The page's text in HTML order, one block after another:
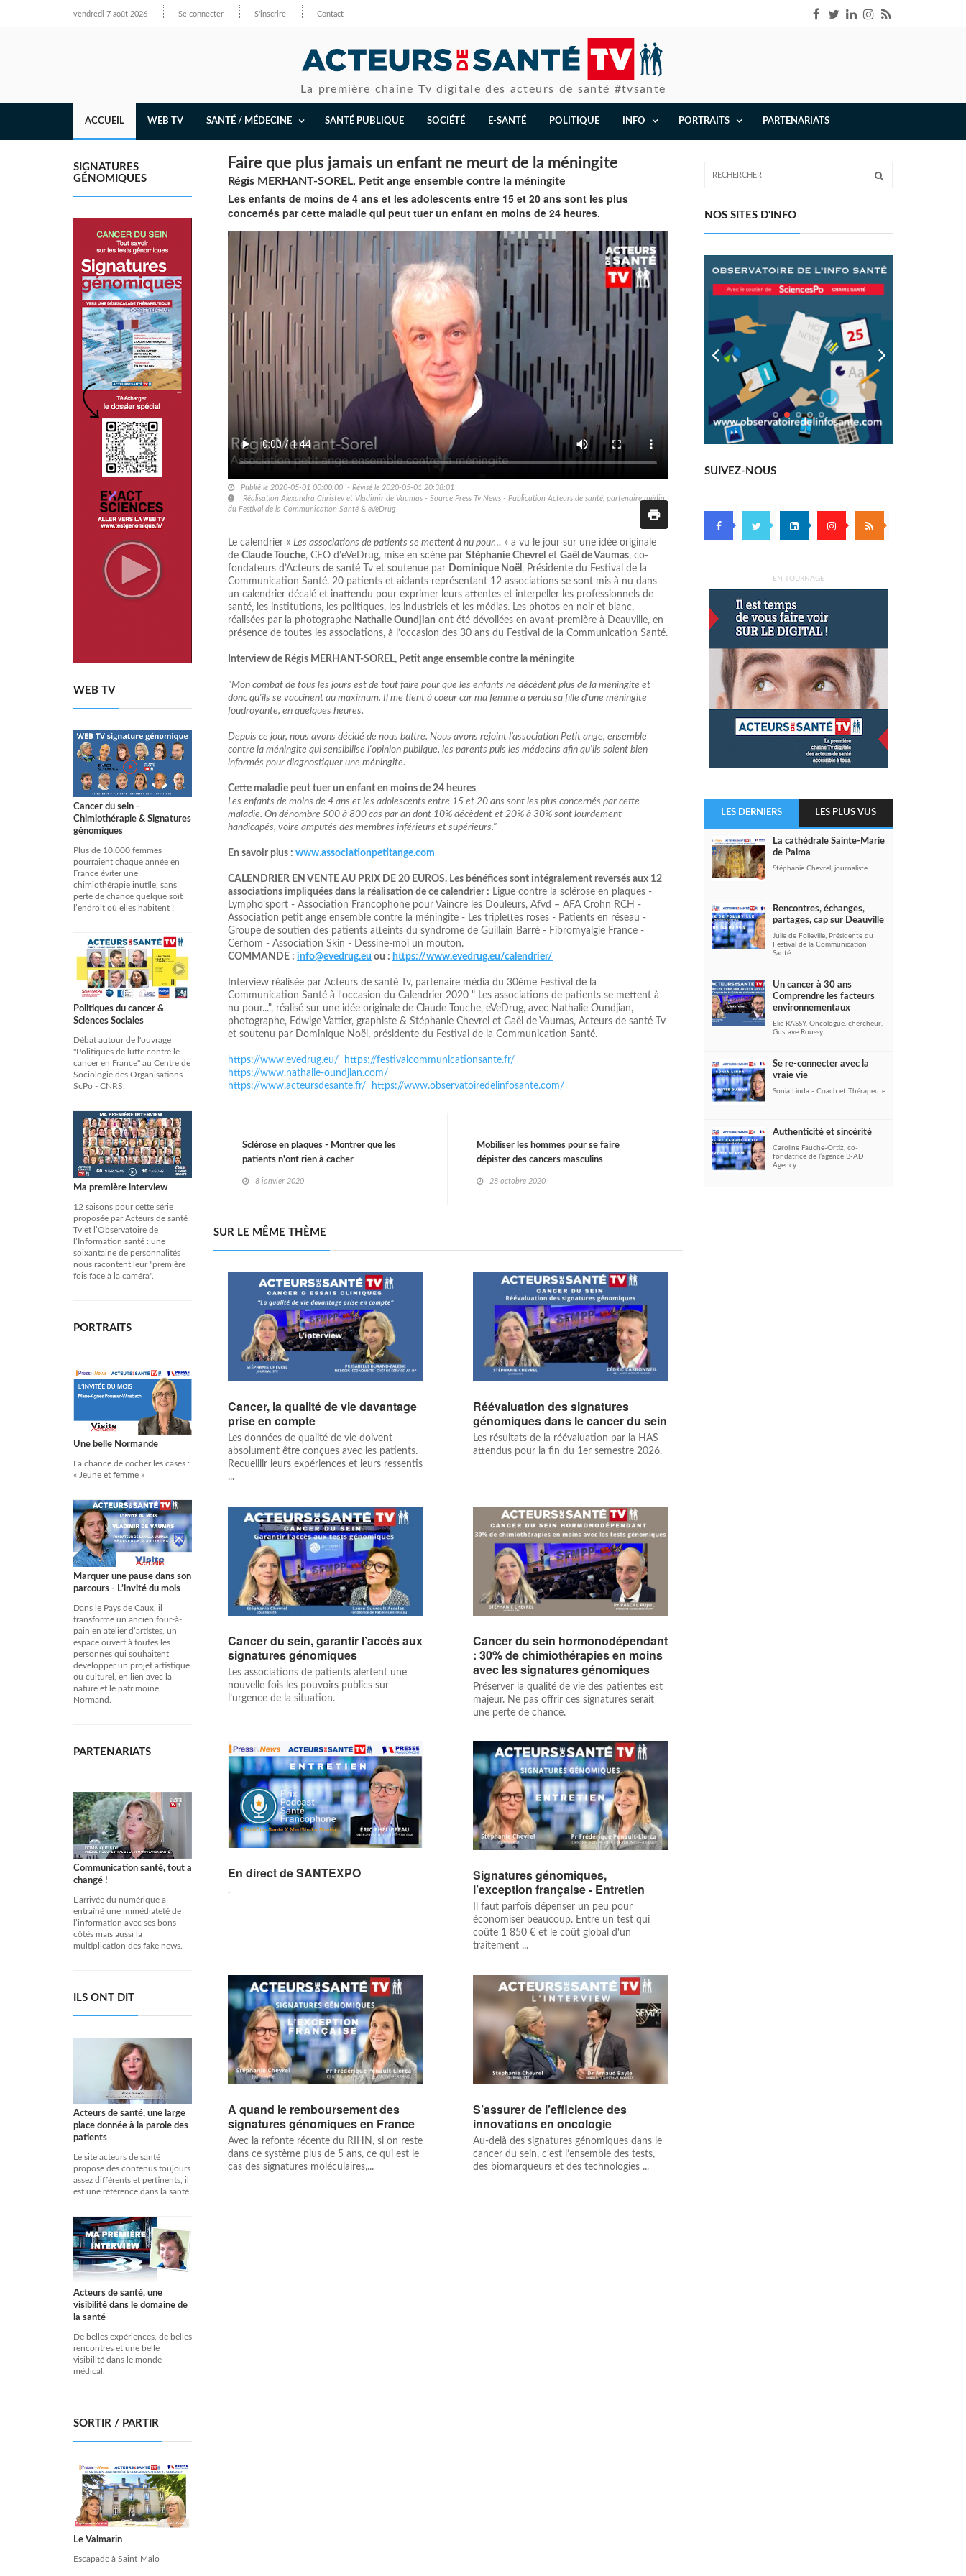
vendredi 7 août 2026 Se connecter S'inscrire Contact
La première chaîne Tv digitale des acteurs de santé #tvsante
ACCUEIL WEB TV SANTÉ / MÉDECINE SANTÉ PUBLIQUE SOCIÉTÉ E-SANTÉ POLITIQUE INFO PORTRAITS PARTENARIATS
SIGNATURES
GÉNOMIQUES
WEB TV
Cancer du sein -
Chimiothérapie & Signatures
génomiques
Plus de 10.000 femmes
pourraient chaque année en
France éviter une
chimiothérapie inutile, sans
perte de chance quelque soit
l’endroit où elles habitent !
Politiques du cancer &
Sciences Sociales
Débat autour de l'ouvrage
"Politiques de lutte contre le
cancer en France" au Centre de
Sociologie des Organisations
ScPo - CNRS.
Ma première interview
12 saisons pour cette série
proposée par Acteurs de santé
Tv et l’Observatoire de
l’Information santé : une
soixantaine de personnalités
nous racontent leur "première
fois face à la caméra".
PORTRAITS
Une belle Normande
La chance de cocher les cases :
« Jeune et femme »
Marquer une pause dans son
parcours - L’invité du mois
Dans le Pays de Caux, il
transforme un ancien four-à-
pain en atelier d’artistes, un
espace ouvert à toutes les
personnes qui souhaitent
developper un projet artistique
ou culturel, en lien avec la
nature et le patrimoine
Normand.
PARTENARIATS
Communication santé, tout a
changé !
L’arrivée du numérique a
entraîné une immédiateté de
l’information avec ses bons
côtés mais aussi la
multiplication des fake news.
ILS ONT DIT
Acteurs de santé, une large
place donnée à la parole des
patients
Le site acteurs de santé
propose des contenus toujours
assez différents et pertinents, il
est une référence dans la santé.
Acteurs de santé, une
visibilité dans le domaine de
la santé
De belles expériences, de belles
rencontres et une belle
visibilité dans le monde
médical.
SORTIR / PARTIR
Le Valmarin
Escapade à Saint-Malo
Faire que plus jamais un enfant ne meurt de la méningite
Régis MERHANT-SOREL, Petit ange ensemble contre la méningite
Les enfants de moins de 4 ans et les adolescents entre 15 et 20 ans sont les plus
concernés par cette maladie qui peut tuer un enfant en moins de 24 heures.
Publié le 2020-05-01 00:00:00 - Révisé le 2020-05-01 20:38:01
Réalisation Alexandra Christev et Vladimir de Vaumas - Source Press Tv News - Publication Acteurs de santé, partenaire média
du Festival de la Communication Santé & eVeDrug
Le calendrier « Les associations de patients se mettent à nu pour… » a vu le jour sur une idée originale
de Claude Touche, CEO d’eVeDrug, mise en scène par Stéphanie Chevrel et Gaël de Vaumas, co-
fondateurs d’Acteurs de santé Tv et soutenue par Dominique Noël , Présidente du Festival de la
Communication Santé. 20 patients et aidants représentant 12 associations se sont mis à nu dans
un calendrier décalé et inattendu pour exprimer leurs attentes et interpeller les professionnels de
santé, les institutions, les politiques, les industriels et les médias. Les photos en noir et blanc,
réalisées par la photographe Nathalie Oundjian ont été dévoilées en avant-première à Deauville, en
présence de toutes les associations, à l’occasion des 30 ans du Festival de la Communication Santé.
Interview de Régis MERHANT-SOREL, Petit ange ensemble contre la méningite
"Mon combat de tous les jours est de tout faire pour que les enfants ne décèdent plus de la méningite et
donc qu'ils se vaccinent au maximum. Il me tient à coeur car ma femme a perdu sa fille d'une méningite
foudroyante, en quelques heures.
Depuis ce jour, nous avons décidé de nous battre. Nous avons rejoint l’association Petit ange, ensemble
contre la méningite qui sensibilise l'opinion publique, les parents puis les médecins afin qu'ils soient bien
informés pour diagnostiquer une méningite.
Cette maladie peut tuer un enfant en moins de 24 heures
Les enfants de moins de 4 ans et les adolescents entre 15 et 20 ans sont les plus concernés par cette
maladie. On dénombre 500 à 800 cas par an dont 10% décèdent et 20% à 30% sont lourdement
handicapés, voire amputés des membres inférieurs et supérieurs."
En savoir plus : www.associationpetitange.com
CALENDRIER EN VENTE AU PRIX DE 20 EUROS. Les bénéfices sont intégralement reversés aux 12
associations impliquées dans la réalisation de ce calendrier : Ligue contre la sclérose en plaques -
Lympho’sport - Association Francophone pour Vaincre les Douleurs, Afvd – AFA Crohn RCH -
Association petit ange ensemble contre la méningite - Les triplettes roses - Patients en réseau -
Groupe de soutien des patients atteints du syndrome de Guillain Barré - Fibromyalgie France -
Cerhom - Association Skin - Dessine-moi un mouton.
COMMANDE : info@evedrug.eu ou : https://www.evedrug.eu/calendrier/
Interview réalisée par Acteurs de santé Tv, partenaire média du 30ème Festival de la
Communication Santé à l'occasion du Calendrier 2020 " Les associations de patients se mettent à
nu pour...", réalisé sur une idée originale de Claude Touche, eVeDrug, avec Nathalie Oundjian,
photographe, Edwige Vattier, graphiste & Stéphanie Chevrel et Gaël de Vaumas, Acteurs de santé Tv
et soutenu par Dominique Noël, présidente du Festival de la Communication Santé.
https://www.evedrug.eu/
https://festivalcommunicationsante.fr/
https://www.nathalie-oundjian.com/
https://www.acteursdesante.fr/
https://www.observatoiredelinfosante.com/
Mobiliser les hommes pour se faire
dépister des cancers masculins
28 octobre 2020
Sclérose en plaques - Montrer que les
patients n'ont rien à cacher
8 janvier 2020
SUR LE MÊME THÈME
Cancer, la qualité de vie davantage
prise en compte
Les données de qualité de vie doivent
absolument être conçues avec les patients.
Recueillir leurs expériences et leurs ressentis
...
Réévaluation des signatures
génomiques dans le cancer du sein
Les résultats de la réévaluation par la HAS
attendus pour la fin du 1er semestre 2026.
Cancer du sein, garantir l’accès aux
signatures génomiques
Les associations de patients alertent une
nouvelle fois les pouvoirs publics sur
l’urgence de la situation.
Cancer du sein hormonodépendant
: 30% de chimiothérapies en moins
avec les signatures génomiques
Préserver la qualité de vie des patientes est
majeur. Ne pas offrir ces signatures serait
une perte de chance.
En direct de SANTEXPO
.
Signatures génomiques,
l’exception française - Entretien
Il faut parfois dépenser un peu pour
économiser beaucoup. Entre un test qui
coûte 1 850 € et le coût global d'un
traitement ...
A quand le remboursement des
signatures génomiques en France
Avec la refonte récente du RIHN, si on reste
dans ce système plus de 5 ans, ce qui est le
cas des signatures moléculaires,...
S’assurer de l’efficience des
innovations en oncologie
Au-delà des signatures génomiques dans le
cancer du sein, c’est l’ensemble des tests,
des biomarqueurs et des technologies ...
NOS SITES D'INFO
SUIVEZ-NOUS
EN TOURNAGE
LES DERNIERS LES PLUS VUS
La cathédrale Sainte-Marie
de Palma
Stéphanie Chevrel, journaliste.
Rencontres, échanges,
partages, cap sur Deauville
Julie de Folleville, Présidente du
Festival de la Communication
Santé
Un cancer à 30 ans
Comprendre les facteurs
environnementaux
Elie RASSY, Oncologue, chercheur,
Gustave Roussy
Se re-connecter avec la
vraie vie
Sonia Linda - Coach et Thérapeute
Authenticité et sincérité
Caroline Fauche-Ortiz, co-
fondatrice de l’agence B-AD
Agency.